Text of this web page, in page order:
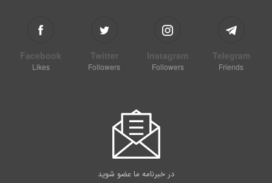
Facebook
Likes
Twitter
Followers
Instagram
Followers
Telegram
Friends
در خبرنامه ما عضو شوید